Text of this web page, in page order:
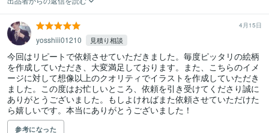
4月15日
yosshiii01210 見積り相談
今回はリピートで依頼させていただきました。毎度ピッタリの絵柄
を作成していただき、大変満足しております。また、こちらのイメ
ージに対して想像以上のクオリティでイラストを作成していただき
ました。この度はお忙しいところ、依頼を引き受けてくださり誠に
ありがとうございました。もしよければまた依頼させていただけた
ら嬉しいです。本当にありがとうございました！
参考になった